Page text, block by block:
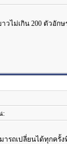
ไม่เกิน 200 ตัวอักษ
:
มารถเปลี่ยนได้ทุกค